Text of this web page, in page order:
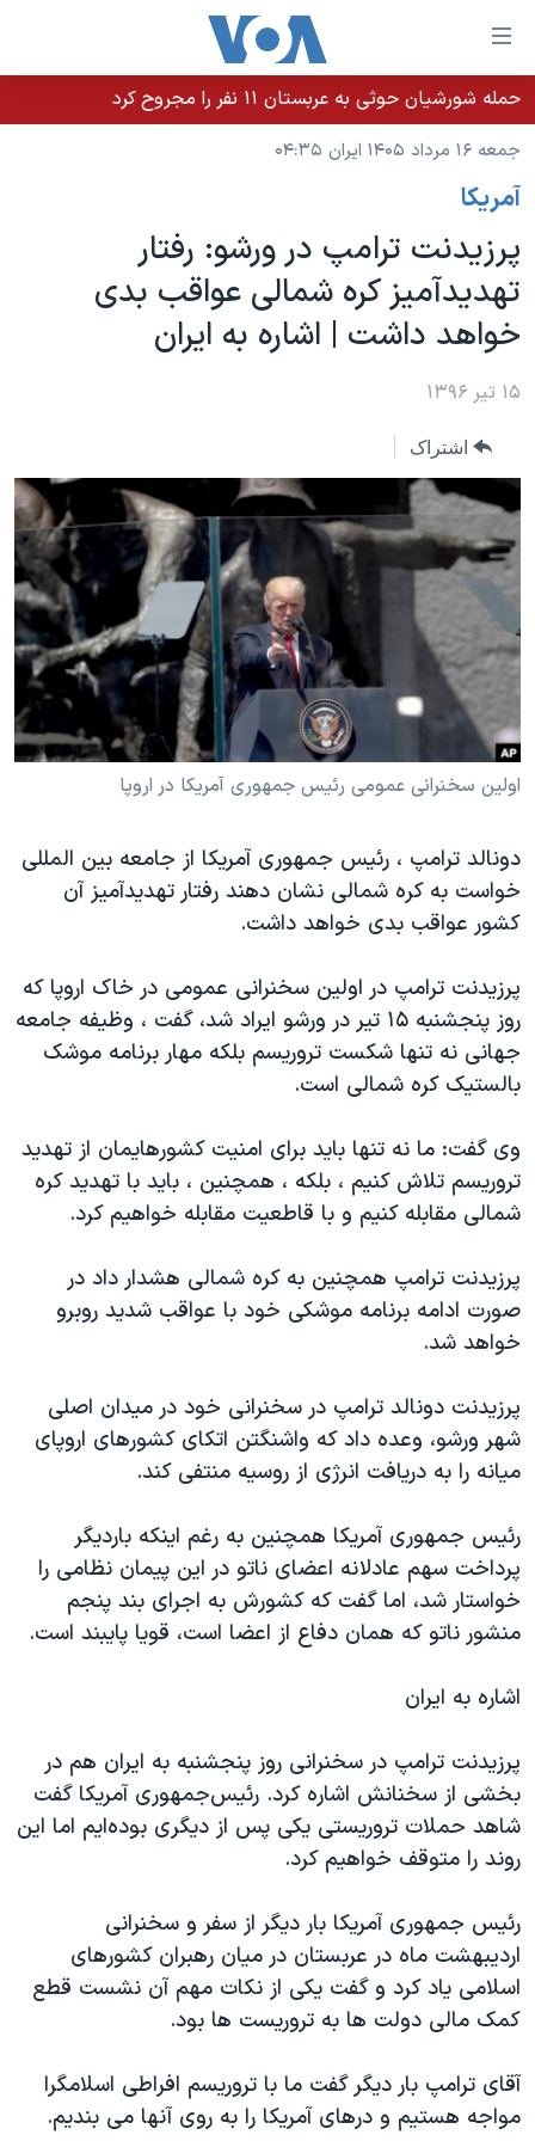
لینکهای
قابل
دسترسی
جهش
محتوای
اصلی
جهش
به
صفحه
جهش
خانه
نسخه سبک وب‌سایت
موضوع ها
ایران
آمریکا
جهان
ورزشی
ویدیوها
فرهنگ و زندگی
حقوق شهروندی
اقتصادی
علم و فناوری
اسرائیل در جنگ
برنامه های تلویزیونی
جدول برنامه ها
صفحه‌های ویژه
جام جهانی ۲۰۲۶
بایگانی برنامه‌های تلویزیونی
مستندها
انتخابات ریاست جمهوری آمریکا ۲۰۲۴
حمله جمهوری اسلامی به اسرائیل
رمز مهسا
ورزش زنان در ایران
تریبونال مردمی آبان ۹۸
دادگاه حمید نوری
قانون شفافیت دارائی کادر رهبری ایران
اعتراضات مردمی آبان ۹۸
اسرائیل در جنگ
همایش محافظه‌کاران آمریکا «سی‌پک»
صفحه‌های ویژه
فرکانس‌های صدای آمریکا
پخش رادیویی
یادگیری زبان انگلیسی
دنبال کنید
زبانهای مختلف
حمله شورشیان حوثی به عربستان ۱۱ نفر را مجروح کرد
جمعه ۱۶ مرداد ۱۴۰۵ ایران ۰۴:۳۵
آمريکا
پرزیدنت ترامپ در ورشو: رفتار
تهدیدآمیز کره شمالی عواقب بدی
خواهد داشت | اشاره به ایران
۱۵ تیر ۱۳۹۶
اشتراک
اولین سخنرانی عمومی رئیس جمهوری آمریکا در اروپا
دونالد ترامپ ، رئیس جمهوری آمریکا از جامعه بین المللی
خواست به کره شمالی نشان دهند رفتار تهدیدآمیز آن
کشور عواقب بدی خواهد داشت.
پرزیدنت ترامپ در اولین سخنرانی عمومی در خاک اروپا که
روز پنجشنبه ۱۵ تیر در ورشو ایراد شد، گفت ، وظیفه جامعه
جهانی نه تنها شکست تروریسم بلکه مهار برنامه موشک
بالستیک کره شمالی است.
وی گفت: ما نه تنها باید برای امنیت کشورهایمان از تهدید
تروریسم تلاش کنیم ، بلکه ، همچنین ، باید با تهدید کره
شمالی مقابله کنیم و با قاطعیت مقابله خواهیم کرد.
پرزیدنت ترامپ همچنین به کره شمالی هشدار داد در
صورت ادامه برنامه موشکی خود با عواقب شدید روبرو
خواهد شد.
پرزیدنت دونالد ترامپ در سخنرانی خود در میدان اصلی
شهر ورشو، وعده داد که واشنگتن اتکای کشورهای اروپای
میانه را به دریافت انرژی از روسیه منتفی کند.
رئیس جمهوری آمریکا همچنین به رغم اینکه باردیگر
پرداخت سهم عادلانه اعضای ناتو در این پیمان نظامی را
خواستار شد، اما گفت که کشورش به اجرای بند پنجم
منشور ناتو که همان دفاع از اعضا است، قویا پایبند است.
اشاره به ایران
پرزیدنت ترامپ در سخنرانی روز پنجشنبه به ایران هم در
بخشی از سخنانش اشاره کرد. رئیس‌جمهوری آمریکا گفت
شاهد حملات تروریستی یکی پس از دیگری بوده‌ایم اما این
روند را متوقف خواهیم کرد.
رئیس جمهوری آمریکا بار دیگر از سفر و سخنرانی
اردیبهشت ماه در عربستان در میان رهبران کشورهای
اسلامی یاد کرد و گفت یکی از نکات مهم آن نشست قطع
کمک مالی دولت ها به تروریست ها بود.
آقای ترامپ بار دیگر گفت ما با تروریسم افراطی اسلامگرا
مواجه هستیم و درهای آمریکا را به روی آنها می بندیم.